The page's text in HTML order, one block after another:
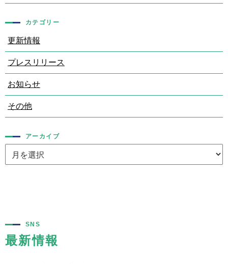
カテゴリー
更新情報
プレスリリース
お知らせ
その他
アーカイブ
SNS
最新情報